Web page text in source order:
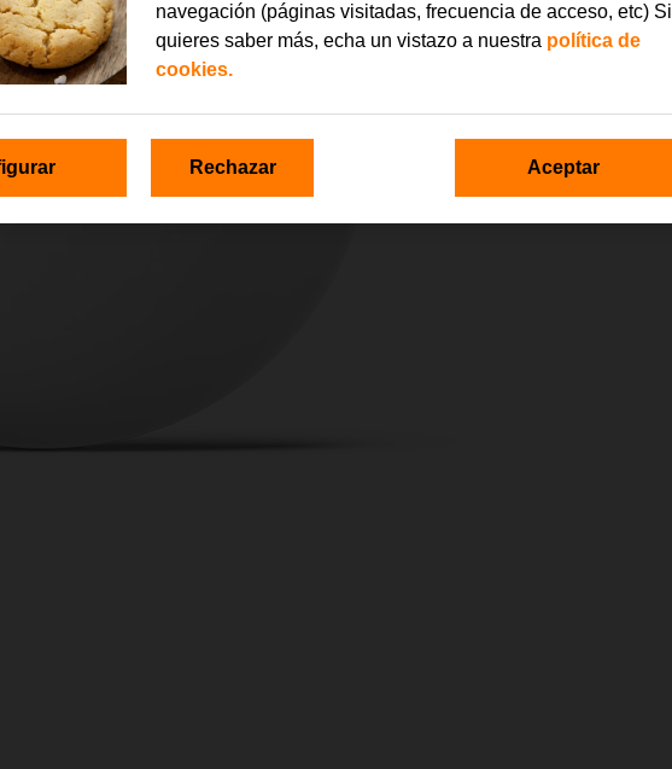
navegación (páginas visitadas, frecuencia de acceso, etc) Si
quieres saber más, echa un vistazo a nuestra política de
cookies.
Rechazar Aceptar